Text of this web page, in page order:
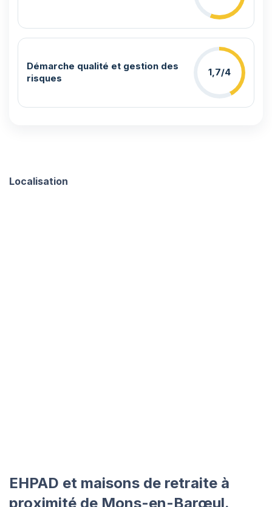
Démarche qualité et gestion des
risques
1,7/4
Localisation
EHPAD et maisons de retraite à
proximité de Mons-en-Barœul.